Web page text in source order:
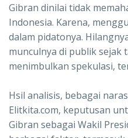
Gibran dinilai tidak
Indonesia. Karena,
dalam pidatonya.
munculnya di publik sejak
menimbulkan spekulasi,
Hsil analisis, bebagai
Elitkita.com, keputusan
Gibran sebagai Wakil